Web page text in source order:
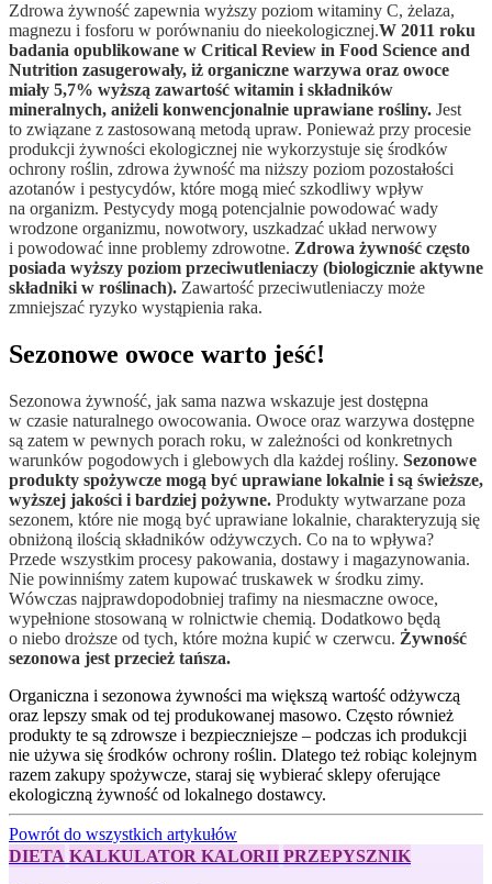
Zdrowa żywność zapewnia wyższy poziom witaminy C, żelaza,
magnezu i fosforu w porównaniu do nieekologicznej.W 2011 roku
badania opublikowane w Critical Review in Food Science and
Nutrition zasugerowały, iż organiczne warzywa oraz owoce
miały 5,7% wyższą zawartość witamin i składników
mineralnych, aniżeli konwencjonalnie uprawiane rośliny. Jest
to związane z zastosowaną metodą upraw. Ponieważ przy procesie
produkcji żywności ekologicznej nie wykorzystuje się środków
ochrony roślin, zdrowa żywność ma niższy poziom pozostałości
azotanów i pestycydów, które mogą mieć szkodliwy wpływ
na organizm. Pestycydy mogą potencjalnie powodować wady
wrodzone organizmu, nowotwory, uszkadzać układ nerwowy
i powodować inne problemy zdrowotne. Zdrowa żywność często
posiada wyższy poziom przeciwutleniaczy (biologicznie aktywne
składniki w roślinach). Zawartość przeciwutleniaczy może
zmniejszać ryzyko wystąpienia raka.
Sezonowe owoce warto jeść!
Sezonowa żywność, jak sama nazwa wskazuje jest dostępna
w czasie naturalnego owocowania. Owoce oraz warzywa dostępne
są zatem w pewnych porach roku, w zależności od konkretnych
warunków pogodowych i glebowych dla każdej rośliny. Sezonowe
produkty spożywcze mogą być uprawiane lokalnie i są świeższe,
wyższej jakości i bardziej pożywne. Produkty wytwarzane poza
sezonem, które nie mogą być uprawiane lokalnie, charakteryzują się
obniżoną ilością składników odżywczych. Co na to wpływa?
Przede wszystkim procesy pakowania, dostawy i magazynowania.
Nie powinniśmy zatem kupować truskawek w środku zimy.
Wówczas najprawdopodobniej trafimy na niesmaczne owoce,
wypełnione stosowaną w rolnictwie chemią. Dodatkowo będą
o niebo droższe od tych, które można kupić w czerwcu. Żywność
sezonowa jest przecież tańsza.
Organiczna i sezonowa żywności ma większą wartość odżywczą
oraz lepszy smak od tej produkowanej masowo. Często również
produkty te są zdrowsze i bezpieczniejsze – podczas ich produkcji
nie używa się środków ochrony roślin. Dlatego też robiąc kolejnym
razem zakupy spożywcze, staraj się wybierać sklepy oferujące
ekologiczną żywność od lokalnego dostawcy.
Powrót do wszystkich artykułów
DIETA KALKULATOR KALORII PRZEPYSZNIK